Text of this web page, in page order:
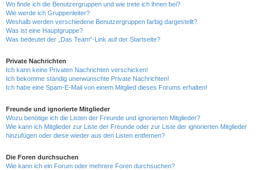
Wo finde ich die Benutzergruppen und wie trete ich ihnen bei?
Wie werde ich Gruppenleiter?
Weshalb werden verschiedene Benutzergruppen farbig dargestellt?
Was ist eine Hauptgruppe?
Was bedeutet der „Das Team“-Link auf der Startseite?
Private Nachrichten
Ich kann keine Privaten Nachrichten verschicken!
Ich bekomme ständig unerwünschte Private Nachrichten!
Ich habe eine Spam-E-Mail von einem Mitglied dieses Forums erhalten!
Freunde und ignorierte Mitglieder
Wozu benötige ich die Listen der Freunde und ignorierten Mitglieder?
Wie kann ich Mitglieder zur Liste der Freunde oder zur Liste der ignorierten Mitglieder
hinzufügen oder diese wieder aus den Listen entfernen?
Die Foren durchsuchen
Wie kann ich ein Forum oder mehrere Foren durchsuchen?